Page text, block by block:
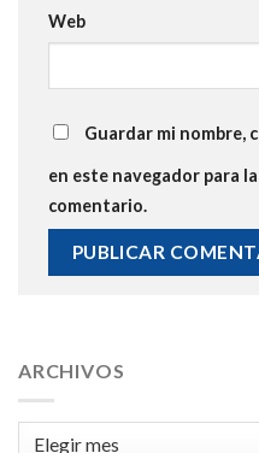
Web
Guardar mi nombre,
en este navegador para
comentario.
ARCHIVOS
Archivos